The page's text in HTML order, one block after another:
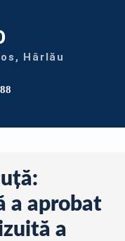
Hârlău
a aprobat
a